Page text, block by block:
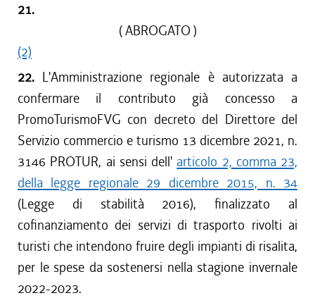
21.
( ABROGATO )
(2)
22. L'Amministrazione regionale è autorizzata a
confermare il contributo già concesso a
PromoTurismoFVG con decreto del Direttore del
Servizio commercio e turismo 13 dicembre 2021, n.
3146 PROTUR, ai sensi dell' articolo 2, comma 23,
della legge regionale 29 dicembre 2015, n. 34
(Legge di stabilità 2016), finalizzato al
cofinanziamento dei servizi di trasporto rivolti ai
turisti che intendono fruire degli impianti di risalita,
per le spese da sostenersi nella stagione invernale
2022-2023.